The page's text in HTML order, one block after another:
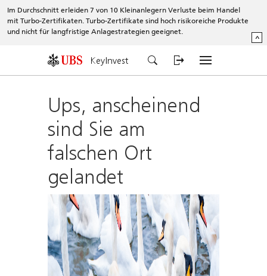
Im Durchschnitt erleiden 7 von 10 Kleinanlegern Verluste beim Handel
mit Turbo-Zertifikaten. Turbo-Zertifikate sind hoch risikoreiche Produkte
und nicht für langfristige Anlagestrategien geeignet.
^
KeyInvest
Ups, anscheinend
sind Sie am
falschen Ort
gelandet